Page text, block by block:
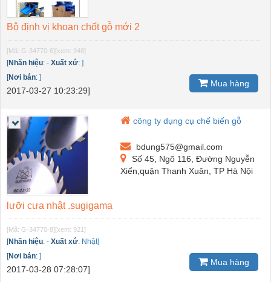
Bộ định vị khoan chốt gỗ mới 2
[Mã: G-34770-6][xem: 948]
[Nhãn hiệu: - Xuất xứ: ]
[Nơi bán: ]
2017-03-27 10:23:29]
Mua hàng
công ty dụng cụ chế biến gỗ
bdung575@gmail.com
Số 45, Ngõ 116, Đường Nguyễn
Xiển,quận Thanh Xuân, TP Hà Nội
lưỡi cưa nhật .sugigama
[Mã: G-34770-8][xem: 921]
[Nhãn hiệu: - Xuất xứ: Nhật]
[Nơi bán: ]
2017-03-28 07:28:07]
Mua hàng